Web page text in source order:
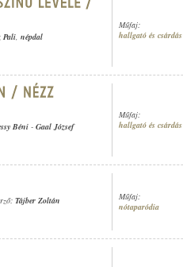
Pali, népdal
Műfaj:
hallgató és csárdás
Béni - Gaal József
Műfaj:
hallgató és csárdás
Tájber Zoltán
Műfaj:
nótaparódia